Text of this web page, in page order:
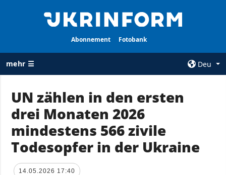
Abonnement Fotobank
mehr ☰
Deu
ALLE
RUBRIKEN
Krieg
Wiederaufbau
der Ukraine
AGENTUR
Über uns
Kontakte
UN zählen in den ersten
drei Monaten 2026
mindestens 566 zivile
Todesopfer in der Ukraine
14.05.2026 17:40